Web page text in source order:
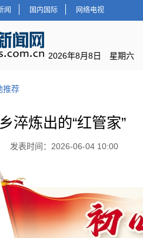
闻 国内国际 网络电视
2026年8月8日 星期六
推荐
淬炼出的“红管家”
发表时间：2026-06-04 10:00